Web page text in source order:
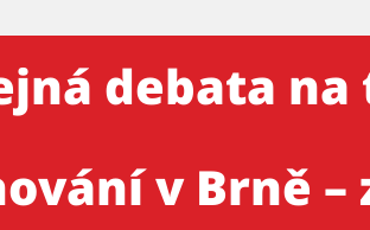
na téma
debata
v Brně